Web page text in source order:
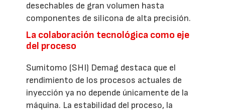
desechables de gran volumen hasta
componentes de silicona de alta precisión.
La colaboración tecnológica como eje
del proceso
Sumitomo (SHI) Demag destaca que el
rendimiento de los procesos actuales de
inyección ya no depende únicamente de la
máquina. La estabilidad del proceso, la